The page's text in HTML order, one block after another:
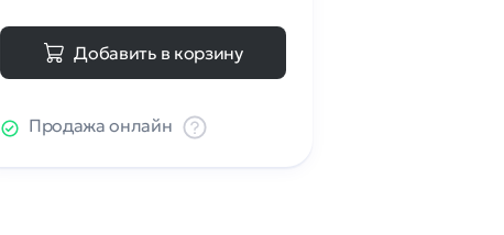
Добавить в корзину
Продажа онлайн